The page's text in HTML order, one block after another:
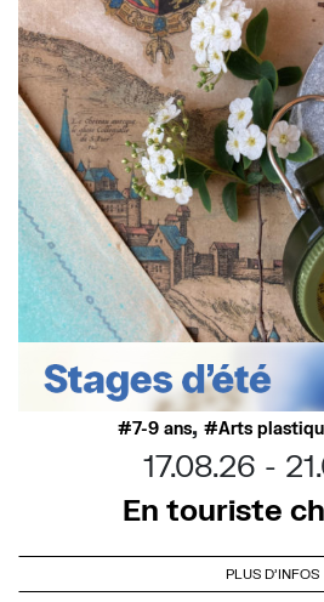
7-9 ans, Arts
17.08.26
En touriste
PLUS D'INFOS